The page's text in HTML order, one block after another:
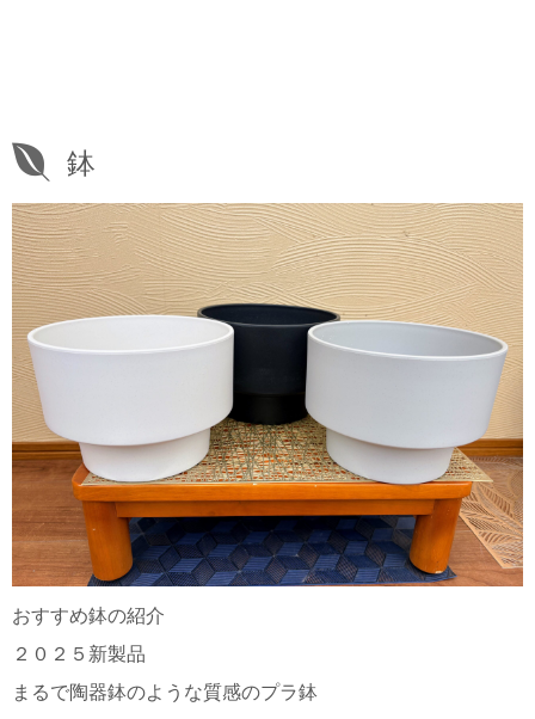
鉢
おすすめ鉢の紹介
２０２５新製品
まるで陶器鉢のような質感のプラ鉢